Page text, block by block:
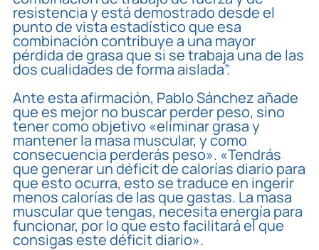
resistencia y está demostrado desde el
punto de vista estadístico que esa
combinación contribuye a una mayor
pérdida de grasa que si se trabaja una de las
dos cualidades de forma aislada”.
Ante esta afirmación, Pablo Sánchez añade
que es mejor no buscar perder peso, sino
tener como objetivo «eliminar grasa y
mantener la masa muscular, y como
consecuencia perderás peso». «Tendrás
que generar un déficit de calorías diario para
que esto ocurra, esto se traduce en ingerir
menos calorías de las que gastas. La masa
muscular que tengas, necesita energía para
funcionar, por lo que esto facilitará el que
consigas este déficit diario».